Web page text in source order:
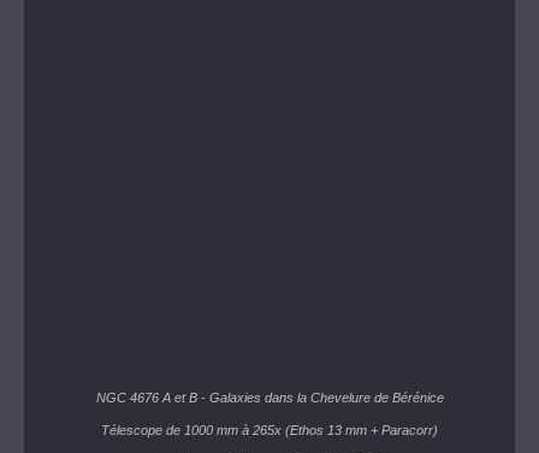
NGC 4676 A et B - Galaxies dans la Chevelure de Bérénice
Télescope de 1000 mm à 265x (Ethos 13 mm + Paracorr)